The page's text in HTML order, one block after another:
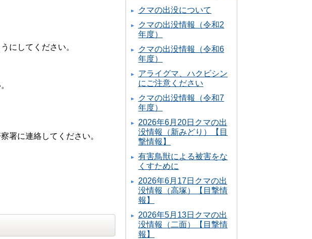
にしてください。
署に連絡してください。
クマの出没について
クマの出没情報（令和2
年度）
クマの出没情報（令和6
年度）
アライグマ、ハクビシン
にご注意ください
クマの出没情報（令和7
年度）
2026年6月20日クマの出
没情報（新みどり）【目
撃情報】
有害鳥獣による被害をな
くすために
2026年6月17日クマの出
没情報（高塚）【目撃情
報】
2026年5月13日クマの出
没情報（二面）【目撃情
報】